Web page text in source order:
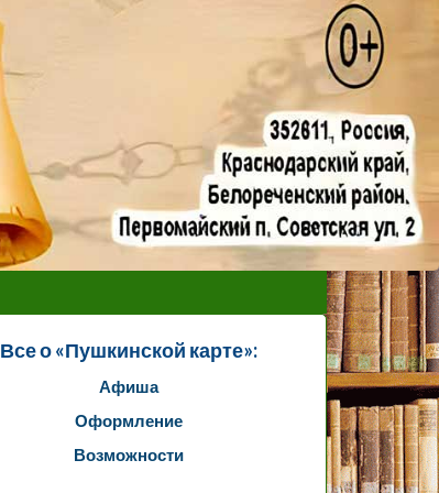
Все о «Пушкинской карте»:
Афиша
Оформление
Возможности